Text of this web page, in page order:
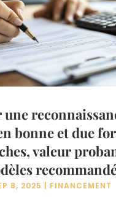
bonne et due
valeur
8, 2025 FINANCEMENT